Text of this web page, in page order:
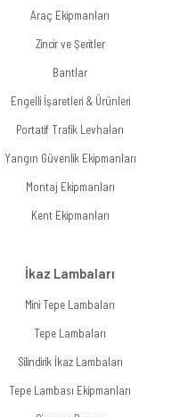
Araç Ekipmanları
Zincir ve Şeritler
Bantlar
Engelli İşaretleri & Ürünleri
Portatif Trafik Levhaları
Yangın Güvenlik Ekipmanları
Montaj Ekipmanları
Kent Ekipmanları
İkaz Lambaları
Mini Tepe Lambaları
Tepe Lambaları
Silindirik İkaz Lambaları
Tepe Lambası Ekipmanları